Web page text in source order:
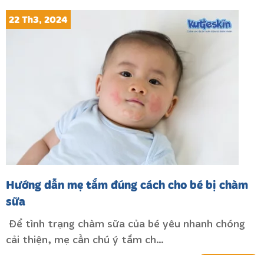
Hướng dẫn mẹ tắm đúng cách cho bé bị chàm
sữa
22 Th3, 2024
Để tình trạng chàm sữa của bé yêu nhanh chóng
cải thiện, mẹ cần chú ý tắm ch…